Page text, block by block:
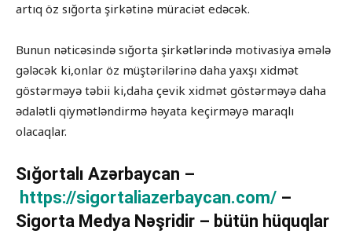
artıq öz sığorta şirkətinə müraciət edəcək.
Bunun nəticəsində sığorta şirkətlərində motivasiya əmələ
gələcək ki,onlar öz müştərilərinə daha yaxşı xidmət
göstərməyə təbii ki,daha çevik xidmət göstərməyə daha
ədalətli qiymətləndirmə həyata keçirməyə maraqlı
olacaqlar.
Sığortalı Azərbaycan –
https://sigortaliazerbaycan.com/ –
Sigorta Medya Nəşridir – bütün hüquqlar